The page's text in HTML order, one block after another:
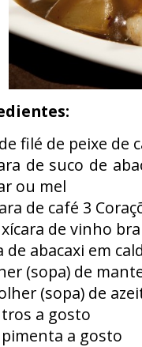
filé de peixe de
de suco de
ou mel
de café 3
de vinho
de abacaxi em
(sopa) de
(sopa) de
a gosto
pimenta a gosto